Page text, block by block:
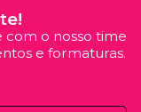
com o nosso time
e formaturas.